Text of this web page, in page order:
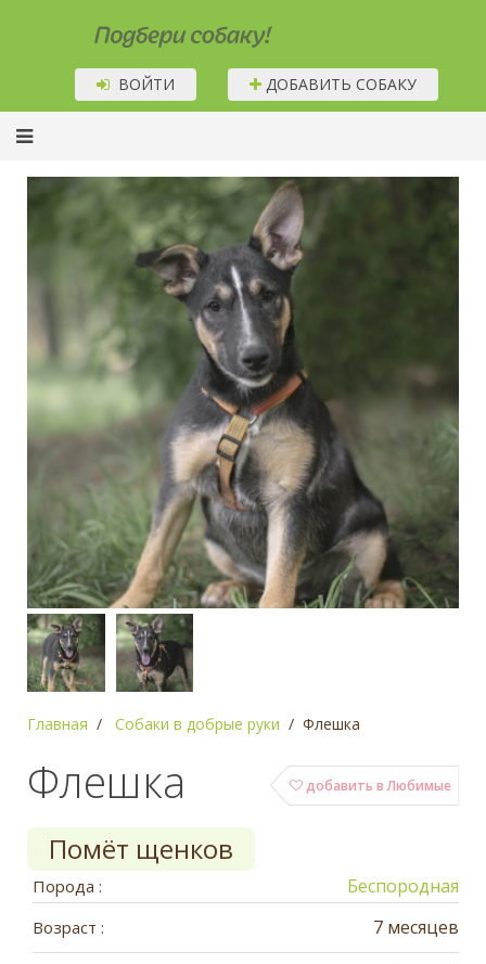
Подбери собаку!
ВОЙТИ ДОБАВИТЬ СОБАКУ
Главная Собаки в добрые руки Флешка
добавить в Любимые
Флешка
Помёт щенков
Порода : Беспородная
Возраст : 7 месяцев